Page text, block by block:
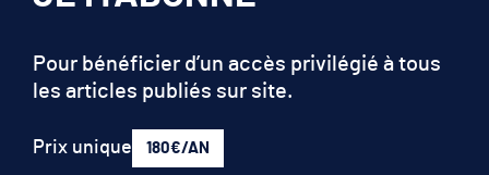
Pour bénéficier d’un accès privilégié à tous
les articles publiés sur site.
Prix unique 180€/AN